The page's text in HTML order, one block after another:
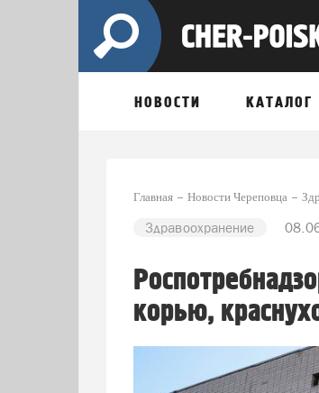
НОВОСТИ КАТАЛОГ
Главная Новости Череповца
Здравоохранение
корью,